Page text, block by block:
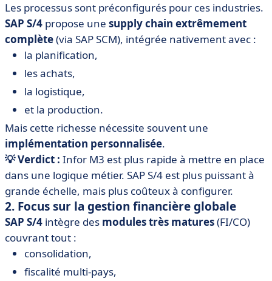
Les processus sont préconfigurés pour ces industries.
SAP S/4 propose une supply chain extrêmement
complète(via SAP SCM), intégrée nativement avec :
la planification,
les achats,
la logistique,
et la production.
Mais cette richesse nécessite souvent une
implémentation personnalisée.
💡 Verdict : Infor M3 est plus rapide à mettre en place
dans une logique métier. SAP S/4 est plus puissant à
grande échelle, mais plus coûteux à configurer.
2. Focus sur la gestion financière globale
SAP S/4 intègre des modules très matures(FI/CO)
couvrant tout :
consolidation,
fiscalité multi-pays,